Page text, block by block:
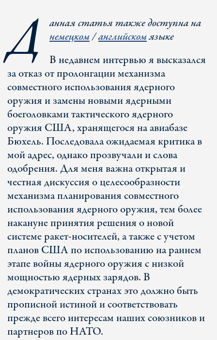
Д
анная статья также доступна на
немецком/английскомязыке
В недавнем интервью я высказался
за отказ от пролонгации механизма
совместного использования ядерного
оружия и замены новыми ядерными
боеголовками тактического ядерного
оружия США, хранящегося на авиабазе
Бюхель. Последовала ожидаемая критика в
мой адрес, однако прозвучали и слова
одобрения. Для меня важна открытая и
честная дискуссия о целесообразности
механизма планирования совместного
использования ядерного оружия, тем более
накануне принятия решения о новой
системе ракет-носителей, а также с учетом
планов США по использованию на раннем
этапе войны ядерного оружия с низкой
мощностью ядерных зарядов. В
демократических странах это должно быть
прописной истиной и соответствовать
прежде всего интересам наших союзников и
партнеров по НАТО.